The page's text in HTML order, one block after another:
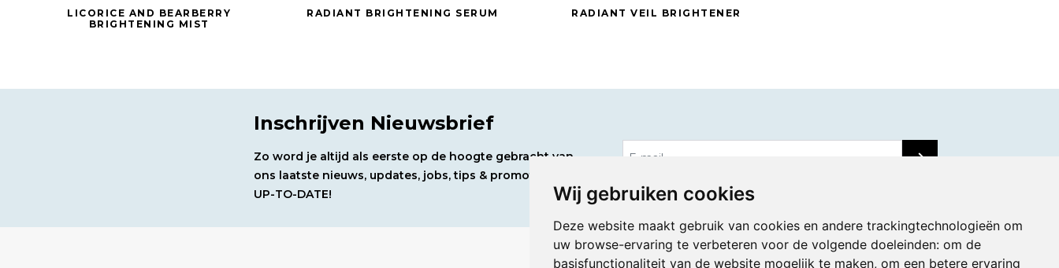
Wij gebruiken cookies
Deze website maakt gebruik van cookies en andere trackingtechnologieën om
uw browse-ervaring te verbeteren voor de volgende doeleinden: om de
basisfunctionaliteit van de website mogelijk te maken, om een betere ervaring
LICORICE AND BEARBERRY
BRIGHTENING MIST
RADIANT BRIGHTENING SERUM RADIANT VEIL BRIGHTENER
Inschrijven Nieuwsbrief
Zo word je altijd als eerste op de hoogte gebracht van
ons laatste nieuws, updates, jobs, tips & promoties. Stay
UP-TO-DATE!